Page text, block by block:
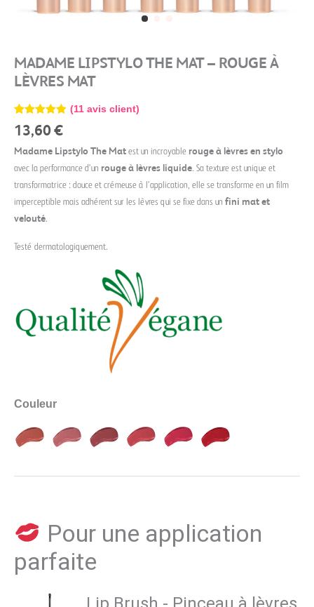
MADAME LIPSTYLO THE MAT – ROUGE À
LÈVRES MAT
Noté
4.91
sur 5
11
notations
client
(11avis client)
13,60€
Madame Lipstylo The Mat est un incroyable rouge à lèvres en stylo
avec la performance d’un rouge à lèvres liquide. Sa texture est unique et
transformatrice : douce et crémeuse à l’application, elle se transforme en un film
imperceptible mais adhérent sur les lèvres qui se fixe dans un fini mat et
velouté.
Testé dermatologiquement.
Couleur
Pour une application
parfaite